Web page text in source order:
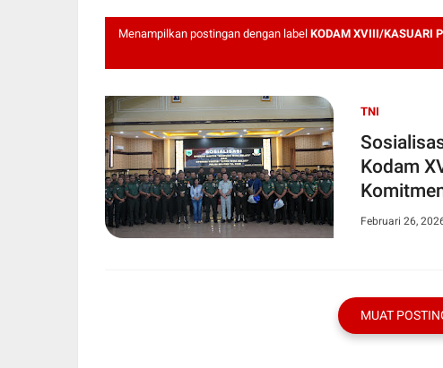
Menampilkan postingan dengan label KODAM XVIII/KASUARI
TNI
Kodam
Februari 26,
MUAT